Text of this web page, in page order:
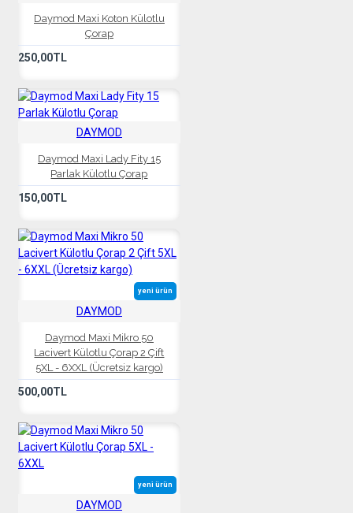
Daymod Maxi Koton Külotlu
Çorap
250,00TL
DAYMOD
Daymod Maxi Lady Fity 15
Parlak Külotlu Çorap
150,00TL
yeni ürün
DAYMOD
Daymod Maxi Mikro 50
Lacivert Külotlu Çorap 2 Çift
5XL - 6XXL (Ücretsiz kargo)
500,00TL
yeni ürün
DAYMOD